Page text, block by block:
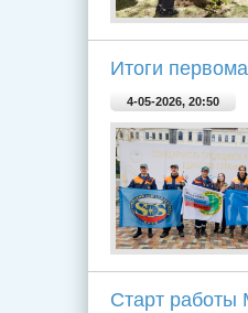
Итоги
4-05-2026, 20:50
Старт работы